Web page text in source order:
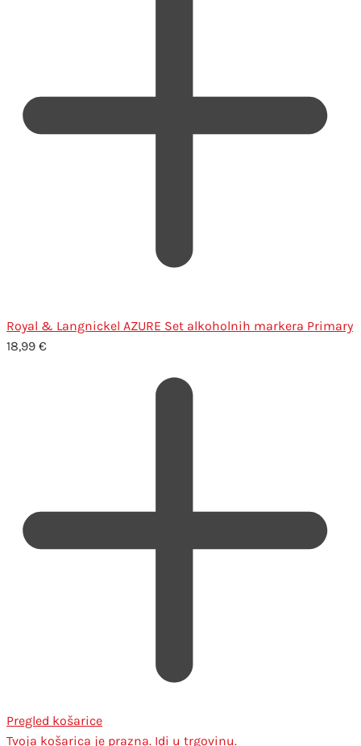
Royal & Langnickel AZURE Set alkoholnih markera Primary
18,99 €
Pregled košarice
Tvoja košarica je prazna. Idi u trgovinu.